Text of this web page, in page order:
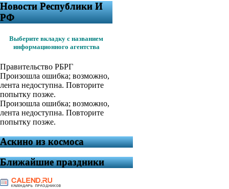
Новости Республики И
РФ
Выберите вкладку с названием
информационного агентства
Правительство РБРГ
Произошла ошибка; возможно,
лента недоступна. Повторите
попытку позже.
Произошла ошибка; возможно,
лента недоступна. Повторите
попытку позже.
Аскино из космоса
Ближайшие праздники